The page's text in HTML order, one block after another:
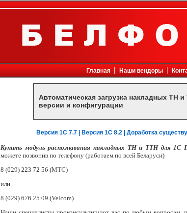
Главная | Наши вендоры |
Автоматическая загрузка накладных
версии и конфигурации
Версия 1С 7.7 | Версия 1С 8.2 | Доработка
Купить модуль распознавания накладных ТН и ТТН для 1С
можете позвонив по телефону (работаем по всей Беларуси)
8 (029) 223 72 56 (МТС)
или
8 (029) 676 25 09 (Velcom).